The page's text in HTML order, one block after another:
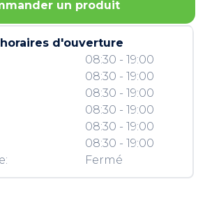
un produit
horaires d'ouverture
08:30 - 19:00
08:30 - 19:00
08:30 - 19:00
08:30 - 19:00
08:30 - 19:00
08:30 - 19:00
Fermé